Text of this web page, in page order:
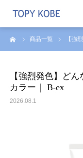
商品一覧 【強
【強烈発色】ど
カラー｜ B-ex
2026.08.1
トピー商事を知る
採用情報